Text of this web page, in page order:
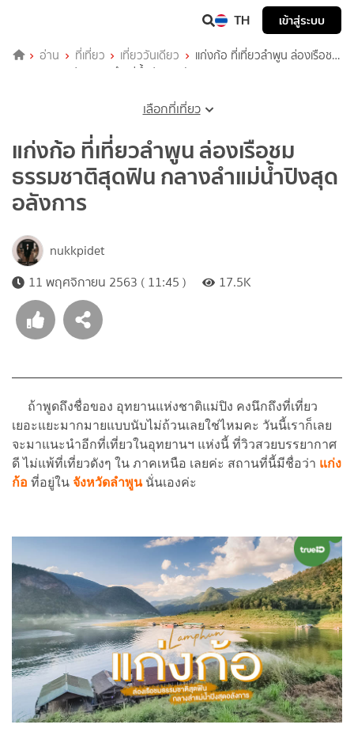
TH เข้าสู่ระบบ
อ่าน ที่เที่ยว เที่ยววันเดียว
แก่งก้อ ที่เที่ยวลำพูน ล่องเรือชม
ธรรมชาติสุดฟิน กลางลำแม่น้ำปิงสุดอลังการ
เลือกที่เที่ยว
แก่งก้อ ที่เที่ยวลำพูน ล่องเรือชม
ธรรมชาติสุดฟิน กลางลำแม่น้ำปิงสุด
อลังการ
nukkpidet
11 พฤศจิกายน 2563 ( 11:45 )
17.5K
ถ้าพูดถึงชื่อของ อุทยานแห่งชาติแม่ปิง คงนึกถึงที่เที่ยว
เยอะแยะมากมายแบบนับไม่ถ้วนเลยใช่ไหมคะ วันนี้เราก็เลย
จะมาแนะนำอีกที่เที่ยวในอุทยานฯ แห่งนี้ ที่วิวสวยบรรยากาศ
ดี ไม่แพ้ที่เที่ยวดังๆ ใน ภาคเหนือ เลยค่ะ สถานที่นี้มีชื่อว่า แก่ง
ก้อ ที่อยู่ใน จังหวัดลำพูนนั่นเองค่ะ